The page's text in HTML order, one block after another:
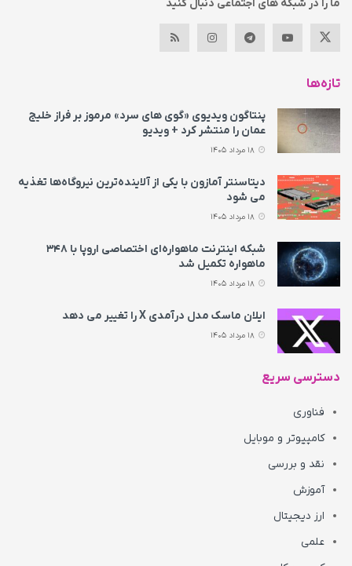
ما را در شبکه های اجتماعی دنبال کنید
تازه‌ها
پنتاگون ویدیوی «گوی های سرد» مرموز بر فراز خلیج
عمان را منتشر کرد + ویدیو
دیتاسنتر آمازون با یکی از آلاینده‌ترین نیروگاه‌ها تغذیه
می‌ شود
شبکه اینترنت ماهواره‌ای اختصاصی اروپا با ۳۴۸
ماهواره تکمیل شد
ایلان ماسک مدل درآمدی X را تغییر می‌ دهد
دسترسی سریع
فناوری
کامپیوتر و موبایل
نقد و بررسی
آموزش
ارز دیجیتال
علمی